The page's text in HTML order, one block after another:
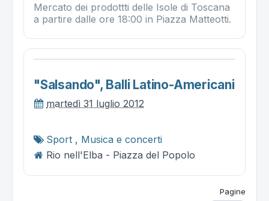
Mercato dei prodottti delle Isole di Toscana
a partire dalle ore 18:00 in Piazza Matteotti.
"salsando", Balli Latino-Americani
martedì 31 luglio 2012
Sport , Musica e concerti
Rio nell'Elba - Piazza del Popolo
Pagine